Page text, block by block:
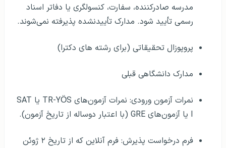
مدرسه صادرکننده، سفارت، کنسولگری یا دفاتر اسناد
رسمی تأیید شود. مدارک تأیید‌نشده پذیرفته نمی‌شوند.
پروپوزال تحقیقاتی (برای رشته های دکترا)
مدارک دانشگاهی قبلی
نمرات آزمون ورودی: نمرات آزمون‌های TR-YÖS یا SAT
I یا آزمون‌های GRE (با اعتبار دوساله از تاریخ آزمون).
فرم درخواست پذیرش: فرم آنلاین که از تاریخ ۲ ژوئن